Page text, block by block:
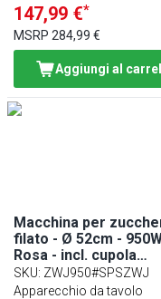
147,99 €*
MSRP 284,99 €
Aggiungi al
Macchina per
filato - Ø 52cm -
Rosa - incl. cupola
paraschizzi
SKU: ZWJ950#SPSZWJ
Apparecchio da tavolo